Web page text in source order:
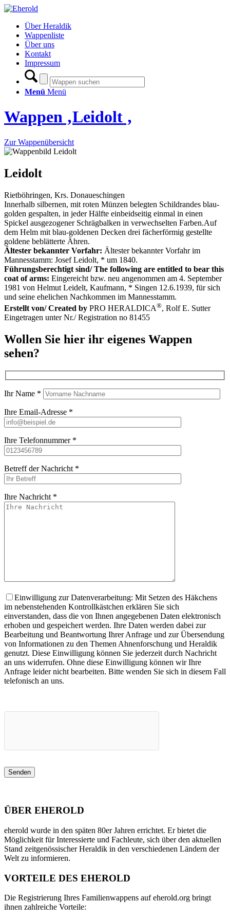
Über Heraldik
Wappenliste
Über uns
Kontakt
Impressum
Menü Menü
Wappen ‚Leidolt ‚
Zur Wappenübersicht
Leidolt
Rietböhringen, Krs. Donaueschingen
Innerhalb silbernen, mit roten Münzen belegten Schildrandes blau-
golden gespalten, in jeder Hälfte einbeidseitig einmal in einen
Spickel ausgezogener Schrägbalken in verwechselten Farben.Auf
dem Helm mit blau-goldenen Decken drei fächerförmig gestellte
goldene beblätterte Ähren.
Ältester bekannter Vorfahr: Ältester bekannter Vorfahr im
Mannesstamm: Josef Leidolt, * um 1840.
Führungsberechtigt sind/ The following are entitled to bear this
coat of arms: Eingereicht bzw. neu angenommen am 4. September
1981 von Helmut Leidelt, Kaufmann, * Singen 12.6.1939, für sich
und seine ehelichen Nachkommen im Mannesstamm.
Erstellt von/ Created by PRO HERALDICA®, Rolf E. Sutter
Eingetragen unter Nr./ Registration no 81455
Wollen Sie hier ihr eigenes Wappen
sehen?
Ihr Name *
Ihre Email-Adresse *
Ihre Telefonnummer *
Betreff der Nachricht *
Ihre Nachricht *
Einwilligung zur Datenverarbeitung: Mit Setzen des Häkchens
im nebenstehenden Kontrollkästchen erklären Sie sich
einverstanden, dass die von Ihnen angegebenen Daten elektronisch
erhoben und gespeichert werden. Ihre Daten werden dabei zur
Bearbeitung und Beantwortung Ihrer Anfrage und zur Übersendung
von Informationen zu den Themen Ahnenforschung und Heraldik
genutzt. Diese Einwilligung können Sie jederzeit durch Nachricht
an uns widerrufen. Ohne diese Einwilligung können wir Ihre
Anfrage leider nicht bearbeiten. Bitte wenden Sie sich in diesem Fall
telefonisch an uns.
ÜBER EHEROLD
eherold wurde in den späten 80er Jahren errichtet. Er bietet die
Möglichkeit für Interessierte und Fachleute, sich über den aktuellen
Stand zeitgenössischer Heraldik in den verschiedenen Ländern der
Welt zu informieren.
VORTEILE DES EHEROLD
Die Registrierung Ihres Familienwappens auf eherold.org bringt
ihnen zahlreiche Vorteile: